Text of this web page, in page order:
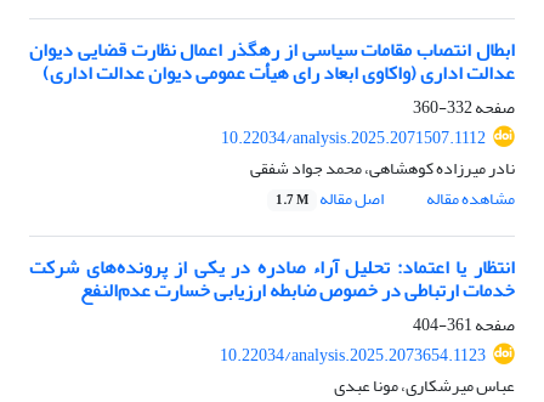
ابطال انتصاب مقامات سیاسی از رهگذر اعمال نظارت قضایی دیوان
عدالت اداری (واکاوی ابعاد رای هیأت عمومی دیوان عدالت اداری)
صفحه332-360
10.22034/analysis.2025.2071507.1112
نادر میرزاده کوهشاهی، محمد جواد شفقی
مشاهده مقاله
اصل مقاله 1.7 M
انتظار یا اعتماد: تحلیل آراء صادره در یکی از پرونده‌های شرکت
خدمات ارتباطی در خصوص ضابطه ارزیابی خسارت عدم‌النفع
صفحه361-404
10.22034/analysis.2025.2073654.1123
عباس میرشکاری، مونا عبدی